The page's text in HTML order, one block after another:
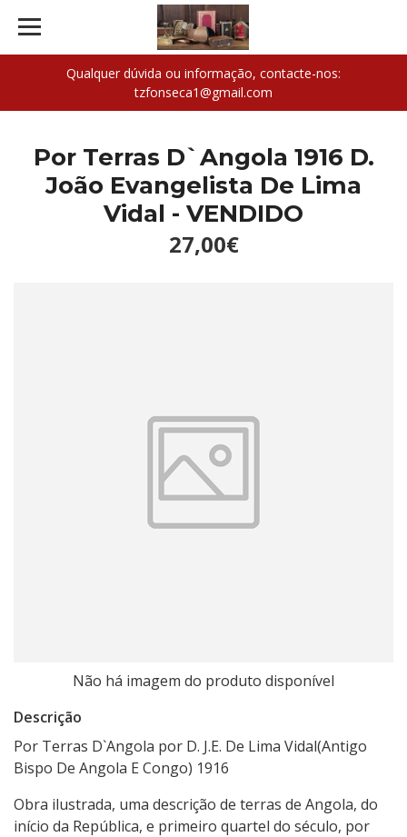
Qualquer dúvida ou informação, contacte-nos:
tzfonseca1@gmail.com
Por Terras D`Angola 1916 D.
João Evangelista De Lima
Vidal - VENDIDO
27,00€
Não há imagem do produto disponível
Descrição
Por Terras D`Angola por D. J.E. De Lima Vidal(Antigo
Bispo De Angola E Congo) 1916
Obra ilustrada, uma descrição de terras de Angola, do
início da República, e primeiro quartel do século, por